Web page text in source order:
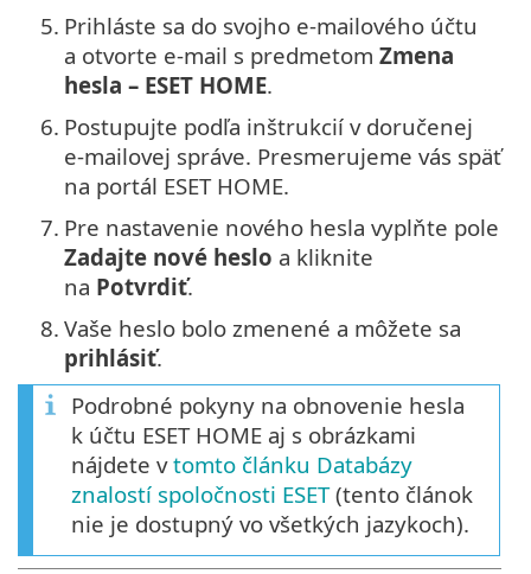
5. Prihláste sa do svojho e‑mailového účtu
a otvorte e‑mail s predmetom Zmena
hesla – ESET HOME.
6. Postupujte podľa inštrukcií v doručenej
e‑mailovej správe. Presmerujeme vás späť
na portál ESET HOME.
7. Pre nastavenie nového hesla vyplňte pole
Zadajte nové heslo a kliknite
na Potvrdiť.
8. Vaše heslo bolo zmenené a môžete sa
prihlásiť.
Podrobné pokyny na obnovenie hesla
k účtu ESET HOME aj s obrázkami
nájdete vtomto článku Databázy
znalostí spoločnosti ESET(tento článok
nie je dostupný vo všetkých jazykoch).